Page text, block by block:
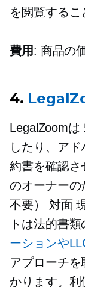
を閲覧するこ
費用: 商品の
4.
LegalZoomは
したり、ア
約書を確認さ
のオーナーの
不要） 対面
トは法的書
ーションや
アプローチ
かります。利